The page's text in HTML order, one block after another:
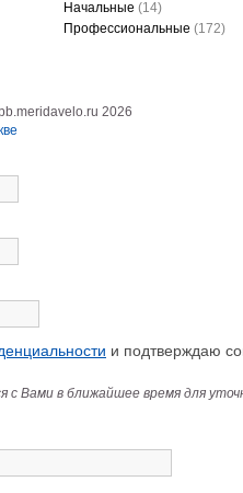
Начальные (14)
Профессиональные (172)
2026
и подтверждаю
Вами в ближайшее время для